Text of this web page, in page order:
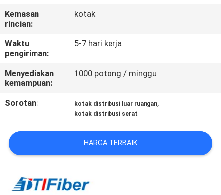
HUBUNGI
KAMI
PERMINTAAN
PRIVACY
POLICY
Kemasan
rincian:
kotak
Waktu
pengiriman:
5-7 hari kerja
Menyediakan
kemampuan:
1000 potong / minggu
Sorotan: kotak distribusi luar ruangan,
kotak distribusi serat
HARGA TERBAIK